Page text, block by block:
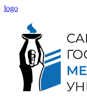
logo